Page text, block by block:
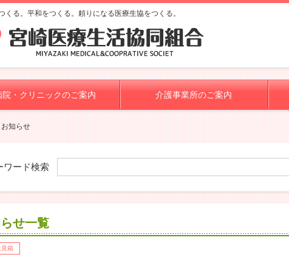
くる。平和をつくる。頼りになる医療生協をつくる。
院・クリニックのご案内 介護事業所のご案内
お知らせ
ワード検索
せ一覧
見箱